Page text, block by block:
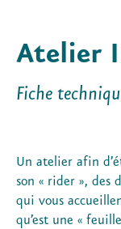
Atelier
Fiche
Un atelier afin
son « rider », des
qui vous
qu’est une «